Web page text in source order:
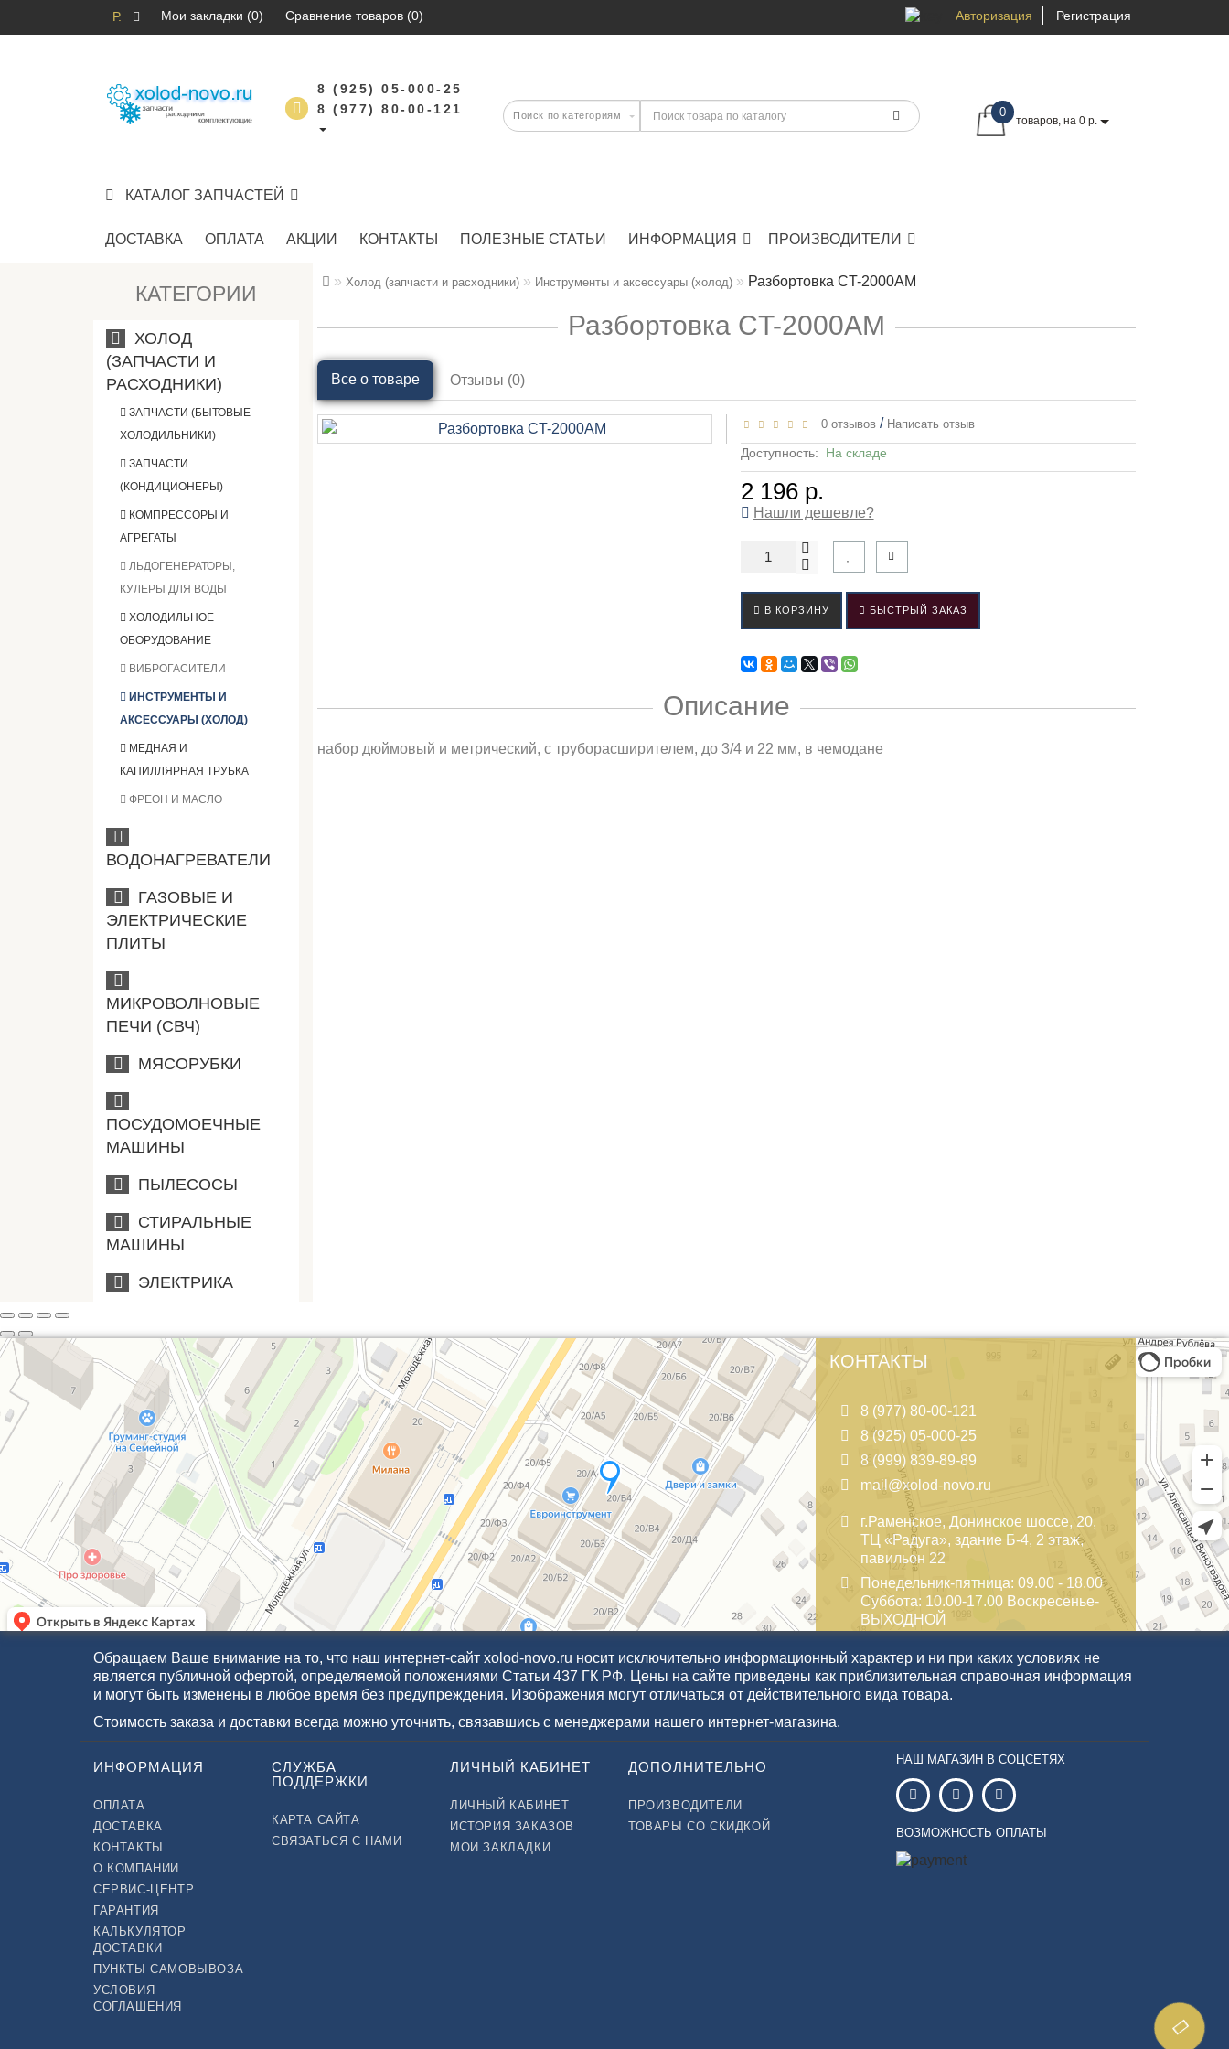
Р. Мои закладки (0) Сравнение товаров (0) Авторизация Регистрация
8 (925) 05-000-25
8 (977) 80-00-121
0
товаров, на 0 р.
КАТАЛОГ ЗАПЧАСТЕЙ
ДОСТАВКА ОПЛАТА АКЦИИ КОНТАКТЫ ПОЛЕЗНЫЕ СТАТЬИ ИНФОРМАЦИЯ ПРОИЗВОДИТЕЛИ
КАТЕГОРИИ
ХОЛОД
(ЗАПЧАСТИ И
РАСХОДНИКИ)
ЗАПЧАСТИ (БЫТОВЫЕ
ХОЛОДИЛЬНИКИ)
ЗАПЧАСТИ
(КОНДИЦИОНЕРЫ)
КОМПРЕССОРЫ И
АГРЕГАТЫ
ЛЬДОГЕНЕРАТОРЫ,
КУЛЕРЫ ДЛЯ ВОДЫ
ХОЛОДИЛЬНОЕ
ОБОРУДОВАНИЕ
ВИБРОГАСИТЕЛИ
ИНСТРУМЕНТЫ И
АКСЕССУАРЫ (ХОЛОД)
МЕДНАЯ И
КАПИЛЛЯРНАЯ ТРУБКА
ФРЕОН И МАСЛО
ВОДОНАГРЕВАТЕЛИ
ГАЗОВЫЕ И
ЭЛЕКТРИЧЕСКИЕ
ПЛИТЫ
МИКРОВОЛНОВЫЕ
ПЕЧИ (СВЧ)
МЯСОРУБКИ
ПОСУДОМОЕЧНЫЕ
МАШИНЫ
ПЫЛЕСОСЫ
СТИРАЛЬНЫЕ
МАШИНЫ
ЭЛЕКТРИКА
Холод (запчасти и расходники) Инструменты и аксессуары (холод) Разбортовка CT-2000AM
Разбортовка CT-2000AM
Все о товаре Отзывы (0)
0 отзывов / Написать отзыв
Доступность: На складе
2 196 р.
Нашли дешевле?
В КОРЗИНУ БЫСТРЫЙ ЗАКАЗ
Описание
набор дюймовый и метрический, с труборасширителем, до 3/4 и 22 мм, в чемодане
КОНТАКТЫ
8 (977) 80-00-121
8 (925) 05-000-25
8 (999) 839-89-89
mail@xolod-novo.ru
г.Раменское, Донинское шоссе, 20,
ТЦ «Радуга», здание Б-4, 2 этаж,
павильон 22
Понедельник-пятница: 09.00 - 18.00
Суббота: 10.00-17.00 Воскресенье-
ВЫХОДНОЙ
Обращаем Ваше внимание на то, что наш интернет-сайт xolod-novo.ru носит исключительно информационный характер и ни при каких условиях не
является публичной офертой, определяемой положениями Статьи 437 ГК РФ. Цены на сайте приведены как приблизительная справочная информация
и могут быть изменены в любое время без предупреждения. Изображения могут отличаться от действительного вида товара.
Стоимость заказа и доставки всегда можно уточнить, связавшись с менеджерами нашего интернет-магазина.
ИНФОРМАЦИЯ
ОПЛАТА
ДОСТАВКА
КОНТАКТЫ
О КОМПАНИИ
СЕРВИС-ЦЕНТР
ГАРАНТИЯ
КАЛЬКУЛЯТОР
ДОСТАВКИ
ПУНКТЫ САМОВЫВОЗА
УСЛОВИЯ
СОГЛАШЕНИЯ
СЛУЖБА
ПОДДЕРЖКИ
КАРТА САЙТА
СВЯЗАТЬСЯ С НАМИ
ЛИЧНЫЙ КАБИНЕТ
ЛИЧНЫЙ КАБИНЕТ
ИСТОРИЯ ЗАКАЗОВ
МОИ ЗАКЛАДКИ
ДОПОЛНИТЕЛЬНО
ПРОИЗВОДИТЕЛИ
ТОВАРЫ СО СКИДКОЙ
НАШ МАГАЗИН В СОЦСЕТЯХ
ВОЗМОЖНОСТЬ ОПЛАТЫ